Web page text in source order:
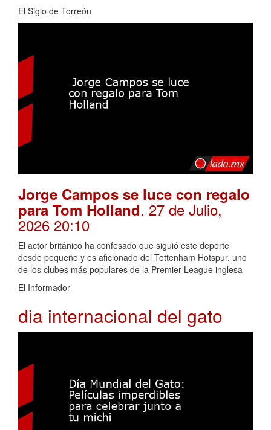
El Siglo de Torreón
Jorge Campos se luce con regalo
para Tom Holland. 27 de Julio,
2026 20:10
El actor británico ha confesado que siguió este deporte
desde pequeño y es aficionado del Tottenham Hotspur, uno
de los clubes más populares de la Premier League inglesa
El Informador
dia internacional del gato